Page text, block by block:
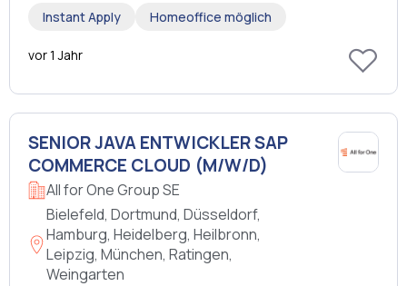
Instant Apply Homeoffice möglich
vor 1 Jahr
SE­NI­OR JAVA ENT­WICK­LER SAP
COM­MER­CE CLOUD (M/W/D)
All for One Group SE
Bielefeld, Dortmund, Düsseldorf,
Hamburg, Heidelberg, Heilbronn,
Leipzig, München, Ratingen,
Weingarten